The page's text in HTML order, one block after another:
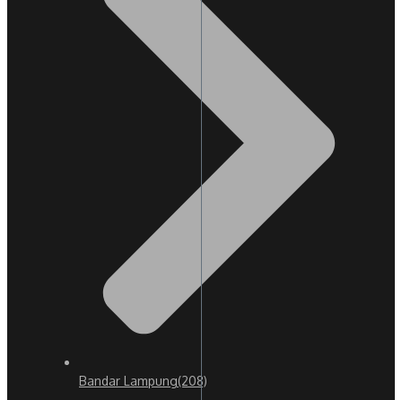
Bandar Lampung(208)